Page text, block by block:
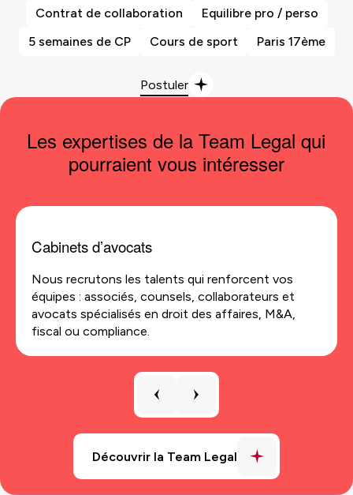
Contrat de collaboration
Equilibre pro / perso
5 semaines de CP
Cours de sport Paris 17ème
Postuler
Les expertises de la Team Legal qui
pourraient vous intéresser
Cabinets d’avocats
Nous recrutons les talents qui renforcent vos
équipes : associés, counsels, collaborateurs et
avocats spécialisés en droit des affaires, M&A,
fiscal ou compliance.